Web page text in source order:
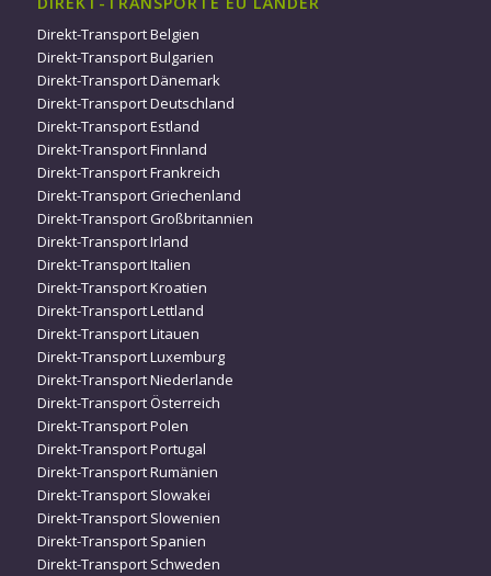
Direkt-Transport Belgien
Direkt-Transport Bulgarien
Direkt-Transport Dänemark
Direkt-Transport Deutschland
Direkt-Transport Estland
Direkt-Transport Finnland
Direkt-Transport Frankreich
Direkt-Transport Griechenland
Direkt-Transport Großbritannien
Direkt-Transport Irland
Direkt-Transport Italien
Direkt-Transport Kroatien
Direkt-Transport Lettland
Direkt-Transport Litauen
Direkt-Transport Luxemburg
Direkt-Transport Niederlande
Direkt-Transport Österreich
Direkt-Transport Polen
Direkt-Transport Portugal
Direkt-Transport Rumänien
Direkt-Transport Slowakei
Direkt-Transport Slowenien
Direkt-Transport Spanien
Direkt-Transport Schweden